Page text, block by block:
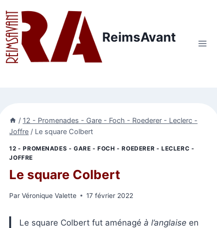
au
contenu
ReimsAvant
/ 12 - Promenades - Gare - Foch - Roederer - Leclerc -
Joffre / Le square Colbert
12 - PROMENADES - GARE - FOCH - ROEDERER - LECLERC -
JOFFRE
Le square Colbert
Par Véronique Valette 17 février 2022
Le square Colbert fut aménagéà l’anglaise en